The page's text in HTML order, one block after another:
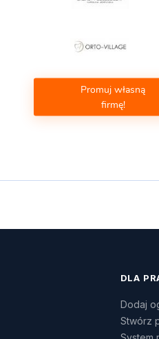
Promuj własną
firmę!
DLA
Dodaj
Stwórz